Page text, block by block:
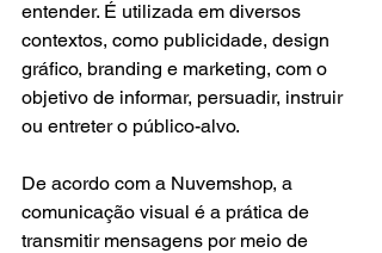
entender. É utilizada em diversos
contextos, como publicidade, design
gráfico, branding e marketing, com o
objetivo de informar, persuadir, instruir
ou entreter o público-alvo.
De acordo com a Nuvemshop, a
comunicação visual é a prática de
transmitir mensagens por meio de